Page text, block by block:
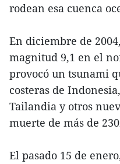
rodean esa cuenca
En diciembre de
magnitud 9,1 en el
provocó un tsunami
costeras de
Tailandia y otros
muerte de más de
El pasado 15 de